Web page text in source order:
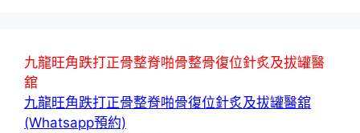
九龍旺角跌打正骨整脊啪骨整骨復位針炙及拔罐醫
舘
九龍旺角跌打正骨整脊啪骨復位針炙及拔罐醫舘
(Whatsapp預約)